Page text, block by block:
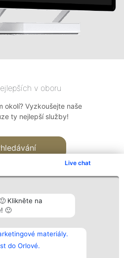
Live chat
Klikněte na
🙂
materiály.
do Orlové.
v oboru
okolí? Vyzkoušejte naše
ty nejlepší služby!
všech
Kontakt